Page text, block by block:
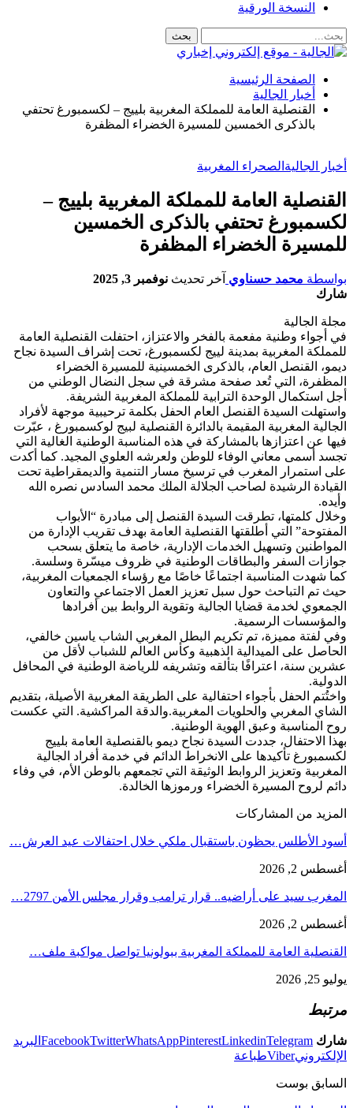
النسخة الورقية
الصفحة الرئيسية
أخبار الجالية
القنصلية العامة للمملكة المغربية بلييج – لكسمبورغ تحتفي
بالذكرى الخمسين للمسيرة الخضراء المظفرة
أخبار الجالية الصحراء المغربية
القنصلية العامة للمملكة المغربية بلييج –
لكسمبورغ تحتفي بالذكرى الخمسين
للمسيرة الخضراء المظفرة
بواسطة محمد حسناوي آخر تحديث نوفمبر 3, 2025
شارك
مجلة الجالية
في أجواء وطنية مفعمة بالفخر والاعتزاز، احتفلت القنصلية العامة
للمملكة المغربية بمدينة لييج لكسمبورغ، تحت إشراف السيدة نجاح
ديمو، القنصل العام، بالذكرى الخمسينية للمسيرة الخضراء
المظفرة، التي تُعد صفحة مشرقة في سجل النضال الوطني من
أجل استكمال الوحدة الترابية للمملكة المغربية الشريفة.
واستهلت السيدة القنصل العام الحفل بكلمة ترحيبية موجهة لأفراد
الجالية المغربية المقيمة بالدائرة القنصلية لبيج لوكسمبورغ ، عبّرت
فيها عن اعتزازها بالمشاركة في هذه المناسبة الوطنية الغالية التي
تجسد أسمى معاني الوفاء للوطن ولعرشه العلوي المجيد. كما أكدت
على استمرار المغرب في ترسيخ مسار التنمية والديمقراطية تحت
القيادة الرشيدة لصاحب الجلالة الملك محمد السادس نصره الله
وأيده.
وخلال كلمتها، تطرقت السيدة القنصل إلى مبادرة “الأبواب
المفتوحة” التي أطلقتها القنصلية العامة بهدف تقريب الإدارة من
المواطنين وتسهيل الخدمات الإدارية، خاصة ما يتعلق بسحب
جوازات السفر والبطاقات الوطنية في ظروف ميسّرة وسلسة.
كما شهدت المناسبة اجتماعًا خاصًا مع رؤساء الجمعيات المغربية،
حيث تم التباحث حول سبل تعزيز العمل الاجتماعي والتعاون
الجمعوي لخدمة قضايا الجالية وتقوية الروابط بين أفرادها
والمؤسسات الرسمية.
وفي لفتة مميزة، تم تكريم البطل المغربي الشاب ياسين خالفي،
الحاصل على الميدالية الذهبية وكأس العالم للشباب لأقل من
عشرين سنة، اعترافًا بتألقه وتشريفه للرياضة الوطنية في المحافل
الدولية.
واختُتم الحفل بأجواء احتفالية على الطريقة المغربية الأصيلة، بتقديم
الشاي المغربي والحلويات المغربية.والدقة المراكشية. التي عكست
روح المناسبة وعبق الهوية الوطنية.
بهذا الاحتفال، جددت السيدة نجاح ديمو بالقنصلية العامة بلييج
لكسمبورغ تأكيدها على الانخراط الدائم في خدمة أفراد الجالية
المغربية وتعزيز الروابط الوثيقة التي تجمعهم بالوطن الأم، في وفاء
دائم لروح المسيرة الخضراء ورموزها الخالدة.
المزيد من المشاركات
أسود الأطلس يحظون باستقبال ملكي خلال احتفالات عيد العرش…
أغسطس 2, 2026
المغرب سيد على أراضيه.. قرار ترامب وقرار مجلس الأمن 2797…
أغسطس 2, 2026
القنصلية العامة للمملكة المغربية ببولونيا تواصل مواكبة ملف…
يوليو 25, 2026
مرتبط
شارك FacebookTwitterWhatsAppPinterestLinkedinTelegram
البريد
الإلكترونيViberطباعة
السابق بوست